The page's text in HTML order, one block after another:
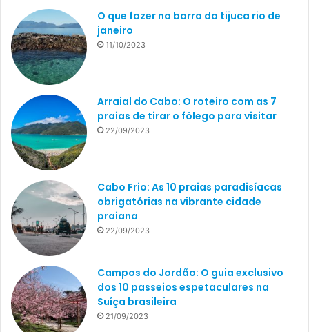
O que fazer na barra da tijuca rio de
janeiro
11/10/2023
Arraial do Cabo: O roteiro com as 7
praias de tirar o fôlego para visitar
22/09/2023
Cabo Frio: As 10 praias paradisíacas
obrigatórias na vibrante cidade
praiana
22/09/2023
Campos do Jordão: O guia exclusivo
dos 10 passeios espetaculares na
Suíça brasileira
21/09/2023